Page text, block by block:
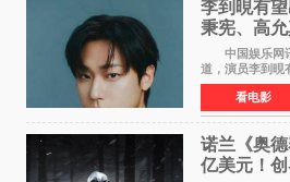
李到晛有
秉宪、高
中国娱乐网
道，演员李到晛
伐》，与李秉
该片为动作古
倭寇绑走的俘虏
看电影
诺兰《奥
亿美元！